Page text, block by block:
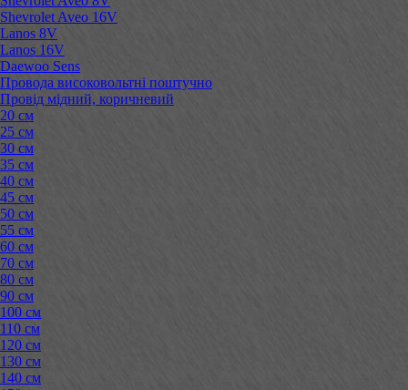
Shevrolet Aveo 16V
Lanos 8V
Lanos 16V
Daewoo Sens
Провода високовольтні поштучно
Провід мідний, коричневий
20 см
25 см
30 см
35 см
40 см
45 см
50 см
55 см
60 см
70 см
80 см
90 см
100 см
110 см
120 см
130 см
140 см